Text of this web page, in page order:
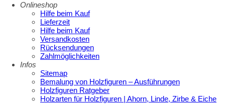
Onlineshop
Hilfe beim Kauf
Lieferzeit
Hilfe beim Kauf
Versandkosten
Rücksendungen
Zahlmöglichkeiten
Infos
Sitemap
Bemalung von Holzfiguren – Ausführungen
Holzfiguren Ratgeber
Holzarten für Holzfiguren | Ahorn, Linde, Zirbe & Eiche